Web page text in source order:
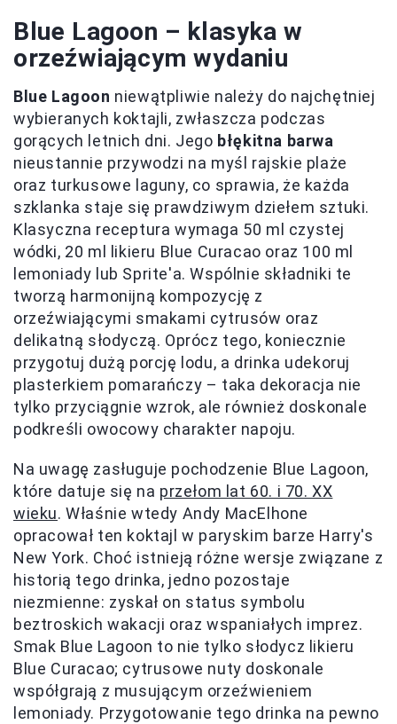
Blue Lagoon – klasyka w
orzeźwiającym wydaniu
Blue Lagoon niewątpliwie należy do najchętniej
wybieranych koktajli, zwłaszcza podczas
gorących letnich dni. Jego błękitna barwa
nieustannie przywodzi na myśl rajskie plaże
oraz turkusowe laguny, co sprawia, że każda
szklanka staje się prawdziwym dziełem sztuki.
Klasyczna receptura wymaga 50 ml czystej
wódki, 20 ml likieru Blue Curacao oraz 100 ml
lemoniady lub Sprite'a. Wspólnie składniki te
tworzą harmonijną kompozycję z
orzeźwiającymi smakami cytrusów oraz
delikatną słodyczą. Oprócz tego, koniecznie
przygotuj dużą porcję lodu, a drinka udekoruj
plasterkiem pomarańczy – taka dekoracja nie
tylko przyciągnie wzrok, ale również doskonale
podkreśli owocowy charakter napoju.
Na uwagę zasługuje pochodzenie Blue Lagoon,
które datuje się na przełom lat 60. i 70. XX
wieku. Właśnie wtedy Andy MacElhone
opracował ten koktajl w paryskim barze Harry's
New York. Choć istnieją różne wersje związane z
historią tego drinka, jedno pozostaje
niezmienne: zyskał on status symbolu
beztroskich wakacji oraz wspaniałych imprez.
Smak Blue Lagoon to nie tylko słodycz likieru
Blue Curacao; cytrusowe nuty doskonale
współgrają z musującym orzeźwieniem
lemoniady. Przygotowanie tego drinka na pewno